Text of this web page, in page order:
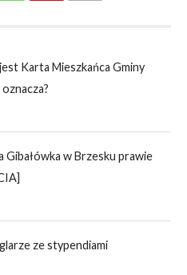
Karta Mieszkańca Gminy
Gibałówka w Brzesku prawie
ze stypendiami